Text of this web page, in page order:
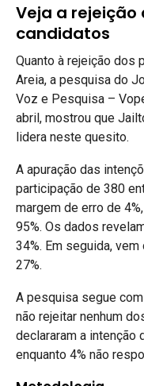
Veja a rejeição
candidatos
Quanto à rejeição dos
Areia, a pesquisa do
Voz e Pesquisa –
abril, mostrou que
lidera neste quesito.
A apuração das
participação de 380
margem de erro de
95%. Os dados
34%. Em seguida,
27%.
A pesquisa segue
não rejeitar nenhum
declararam a intenção
enquanto 4% não